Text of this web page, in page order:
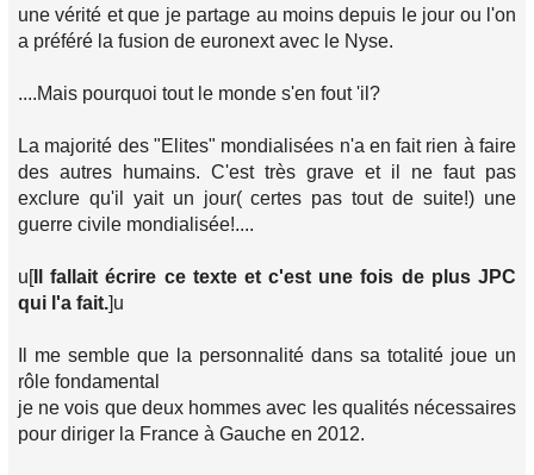
une vérité et que je partage au moins depuis le jour ou l'on
a préféré la fusion de euronext avec le Nyse.
....Mais pourquoi tout le monde s'en fout 'il?
La majorité des "Elites" mondialisées n'a en fait rien à faire
des autres humains. C'est très grave et il ne faut pas
exclure qu'il yait un jour( certes pas tout de suite!) une
guerre civile mondialisée!....
u[Il fallait écrire ce texte et c'est une fois de plus JPC
qui l'a fait.]u
Il me semble que la personnalité dans sa totalité joue un
rôle fondamental
je ne vois que deux hommes avec les qualités nécessaires
pour diriger la France à Gauche en 2012.